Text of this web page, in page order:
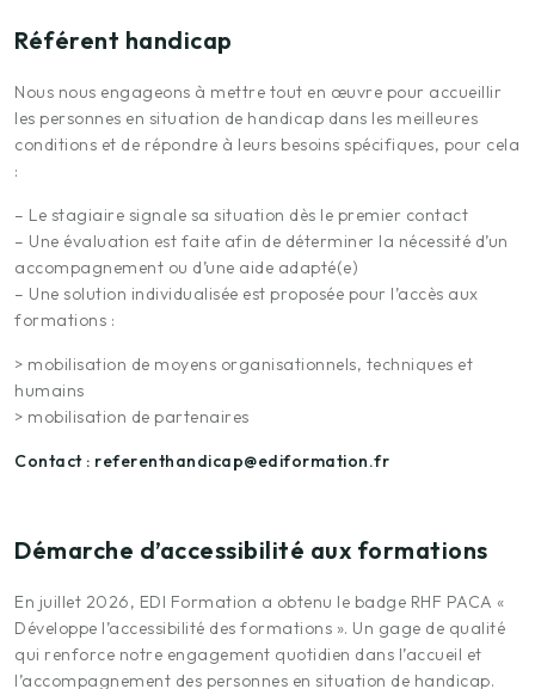
Référent handicap
Nous nous engageons à mettre tout en œuvre pour accueillir
les personnes en situation de handicap dans les meilleures
conditions et de répondre à leurs besoins spécifiques, pour cela
:
– Le stagiaire signale sa situation dès le premier contact
– Une évaluation est faite afin de déterminer la nécessité d’un
accompagnement ou d’une aide adapté(e)
– Une solution individualisée est proposée pour l’accès aux
formations :
> mobilisation de moyens organisationnels, techniques et
humains
> mobilisation de partenaires
Contact : referenthandicap@ediformation.fr
Démarche d’accessibilité aux formations
En juillet 2026, EDI Formation a obtenu le badge RHF PACA «
Développe l’accessibilité des formations ». Un gage de qualité
qui renforce notre engagement quotidien dans l’accueil et
l’accompagnement des personnes en situation de handicap.